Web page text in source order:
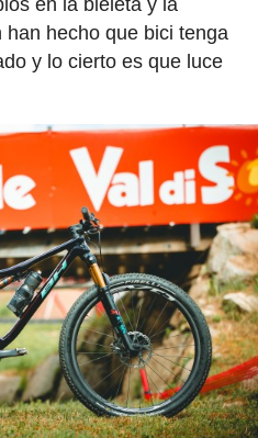
hecho que bici tenga
y lo cierto es que luce